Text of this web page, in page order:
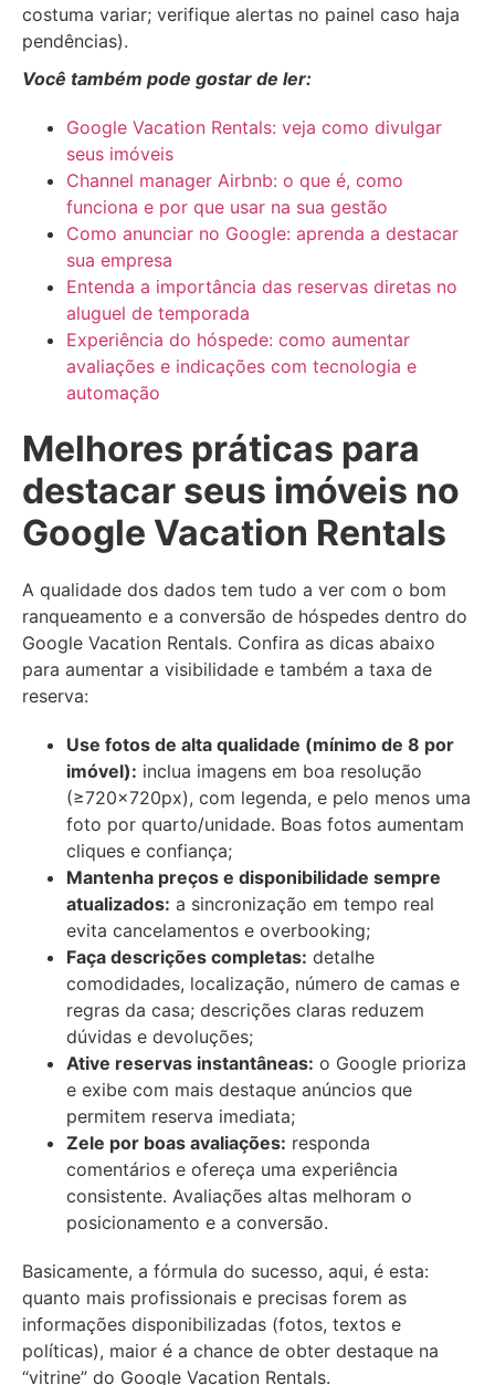
costuma variar; verifique alertas no painel caso haja
pendências).
Você também pode gostar de ler:
Google Vacation Rentals: veja como divulgar
seus imóveis
Channel manager Airbnb: o que é, como
funciona e por que usar na sua gestão
Como anunciar no Google: aprenda a destacar
sua empresa
Entenda a importância das reservas diretas no
aluguel de temporada
Experiência do hóspede: como aumentar
avaliações e indicações com tecnologia e
automação
Melhores práticas para
destacar seus imóveis no
Google Vacation Rentals
A qualidade dos dados tem tudo a ver com o bom
ranqueamento e a conversão de hóspedes dentro do
Google Vacation Rentals. Confira as dicas abaixo
para aumentar a visibilidade e também a taxa de
reserva:
Use fotos de alta qualidade (mínimo de 8 por
imóvel): inclua imagens em boa resolução
(≥720×720px), com legenda, e pelo menos uma
foto por quarto/unidade. Boas fotos aumentam
cliques e confiança;
Mantenha preços e disponibilidade sempre
atualizados: a sincronização em tempo real
evita cancelamentos e overbooking;
Faça descrições completas: detalhe
comodidades, localização, número de camas e
regras da casa; descrições claras reduzem
dúvidas e devoluções;
Ative reservas instantâneas: o Google prioriza
e exibe com mais destaque anúncios que
permitem reserva imediata;
Zele por boas avaliações: responda
comentários e ofereça uma experiência
consistente. Avaliações altas melhoram o
posicionamento e a conversão.
Basicamente, a fórmula do sucesso, aqui, é esta:
quanto mais profissionais e precisas forem as
informações disponibilizadas (fotos, textos e
políticas), maior é a chance de obter destaque na
“vitrine” do Google Vacation Rentals.